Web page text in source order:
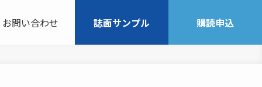
お問い合わせ 誌面サンプル 購読申込